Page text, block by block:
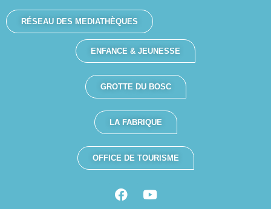
RÉSEAU DES MEDIATHÈQUES
ENFANCE & JEUNESSE
GROTTE DU BOSC
LA FABRIQUE
OFFICE DE TOURISME